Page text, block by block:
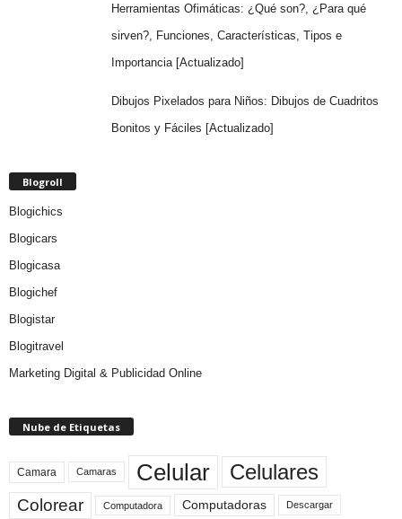
Herramientas Ofimáticas: ¿Qué son?, ¿Para qué
sirven?, Funciones, Características, Tipos e
Importancia [Actualizado]
Dibujos Pixelados para Niños: Dibujos de Cuadritos
Bonitos y Fáciles [Actualizado]
Blogroll
Blogichics
Blogicars
Blogicasa
Blogichef
Blogistar
Blogitravel
Marketing Digital & Publicidad Online
Nube de Etiquetas
Camara Camaras Celular Celulares
Colorear Computadora Computadoras Descargar